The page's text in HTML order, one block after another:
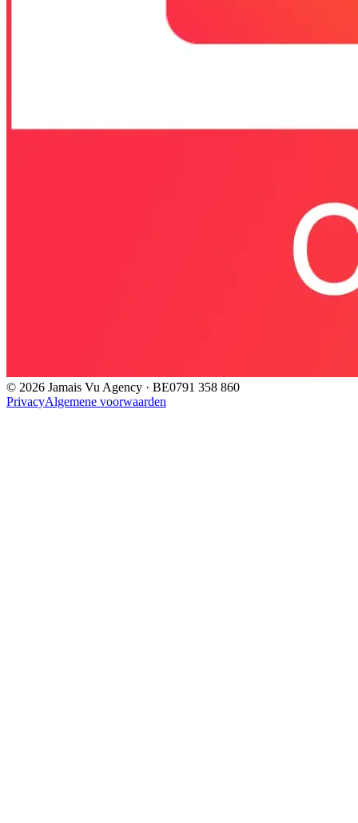
© 2026 Jamais Vu Agency · BE0791 358 860
PrivacyAlgemene voorwaarden